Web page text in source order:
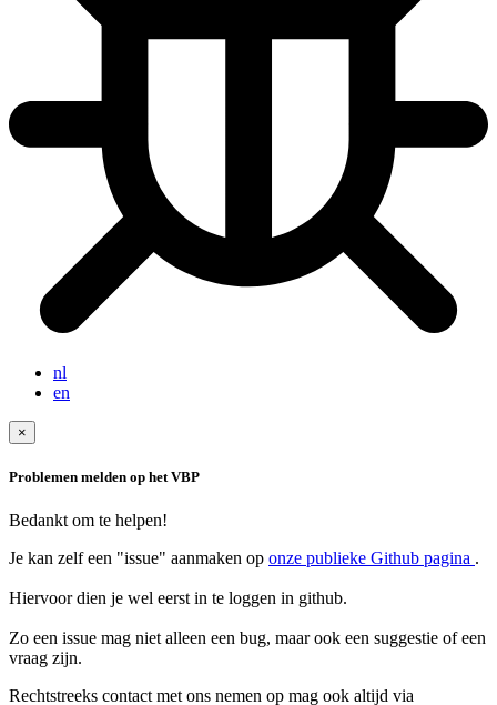
nl
en
×
Problemen melden op het VBP
Bedankt om te helpen!
Je kan zelf een "issue" aanmaken op onze publieke Github pagina .
Hiervoor dien je wel eerst in te loggen in github.
Zo een issue mag niet alleen een bug, maar ook een suggestie of een
Rechtstreeks contact met ons nemen op mag ook altijd via